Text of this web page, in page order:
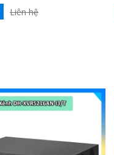
Liên hệ